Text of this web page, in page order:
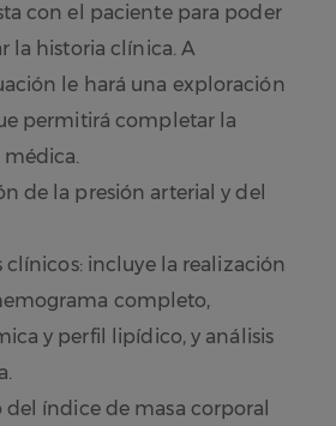
con el paciente para poder
la historia clínica. A
le hará una exploración
permitirá completar la
médica.
de la presión arterial y del
clínicos: incluye la realización
completo,
y perfil lipídico, y análisis
del índice de masa corporal